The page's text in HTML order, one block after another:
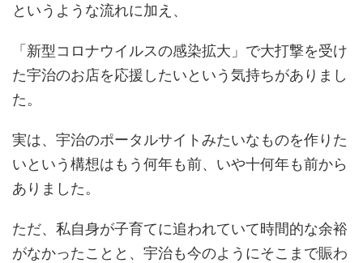
というような流れに加え、
「新型コロナウイルスの感染拡大」で大打撃を受け
た宇治のお店を応援したいという気持ちがありまし
た。
実は、宇治のポータルサイトみたいなものを作りた
いという構想はもう何年も前、いや十何年も前から
ありました。
ただ、私自身が子育てに追われていて時間的な余裕
がなかったことと、宇治も今のようにそこまで賑わ